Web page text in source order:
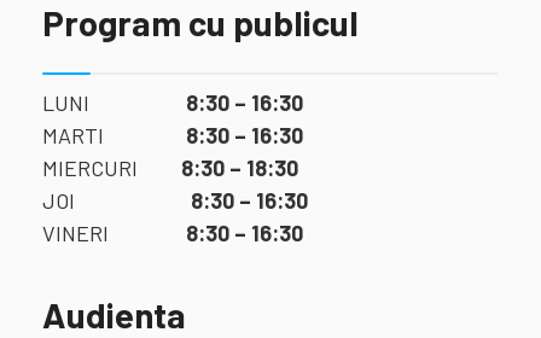
Program cu publicul
LUNI 8:30 – 16:30
MARTI 8:30 – 16:30
MIERCURI 8:30 – 18:30
JOI 8:30 – 16:30
VINERI 8:30 – 16:30
Audienta